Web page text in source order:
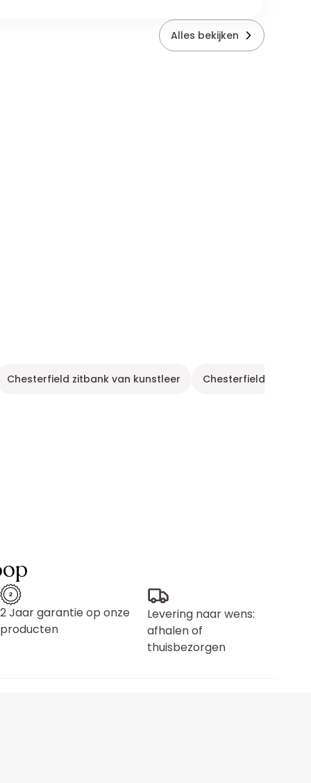
Alles bekijken
Chesterfield zitbank van kunstleer Chesterfield zitbank
2 Jaar garantie op onze
producten
Levering naar wens:
afhalen of
thuisbezorgen